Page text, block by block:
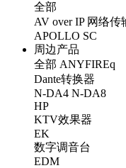
全部
AV over IP 网络传
APOLLO SC
周边产品
全部 ANYFIREq
Dante转换器
N-DA4 N-DA8
HP
KTV效果器
EK
数字调音台
EDM